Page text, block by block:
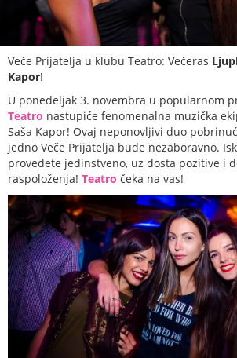
Veče Prijatelja u klubu Teatro: Večeras
Kapor!
U ponedeljak 3. novembra u popularnom
Teatro nastupiće fenomenalna muzička
Saša Kapor! Ovaj neponovljivi duo
jedno Veče Prijatelja bude nezaboravno.
provedete jedinstveno, uz dosta pozitive i
raspoloženja! Teatro čeka na vas!